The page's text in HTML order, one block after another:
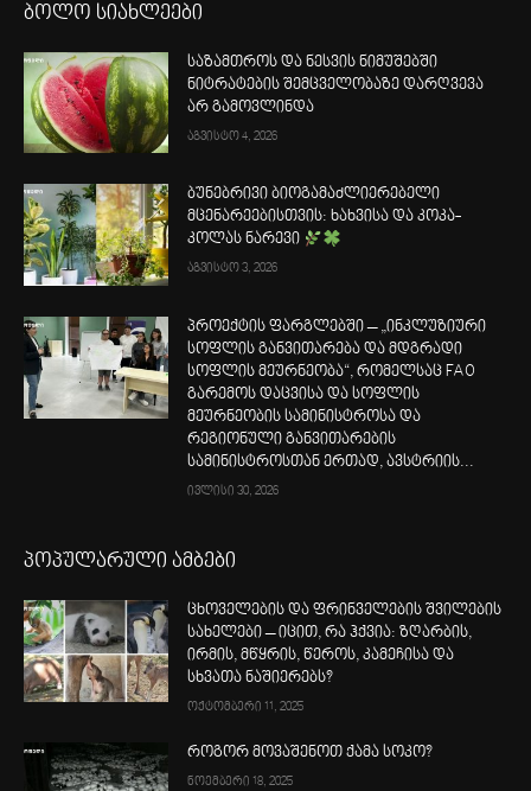
ბოლო სიახლეები
საზამთროს და ნესვის ნიმუშებში
ნიტრატების შემცველობაზე დარღვევა
არ გამოვლინდა
აგვისტო 4, 2026
ბუნებრივი ბიოგამაძლიერებელი
მცენარეებისთვის: ხახვისა და კოკა-
კოლას ნარევი
აგვისტო 3, 2026
პროექტის ფარგლებში – „ინკლუზიური
სოფლის განვითარება და მდგრადი
სოფლის მეურნეობა“, რომელსაც FAO
გარემოს დაცვისა და სოფლის
მეურნეობის სამინისტროსა და
რეგიონული განვითარების
სამინისტროსთან ერთად, ავსტრიის...
ივლისი 30, 2026
პოპულარული ამბები
ცხოველების და ფრინველების შვილების
სახელები – იცით, რა ჰქვია: ზღარბის,
ირმის, მწყრის, წეროს, კამეჩისა და
სხვათა ნაშიერებს?
ოქტომბერი 11, 2025
როგორ მოვაშენოთ ქამა სოკო?
ნოემბერი 18, 2025